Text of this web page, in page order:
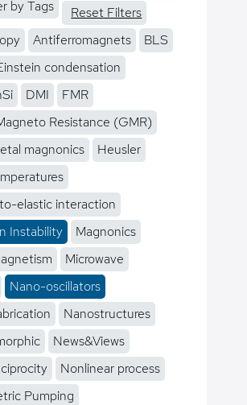
by Tags
Reset Filters
Antiferromagnets
BLS
condensation
DMI
FMR
Resistance (GMR)
magnonics
Heusler
elastic interaction
Instability
Magnonics
Microwave
Nano-oscillators
Nanostructures
News&Views
Nonlinear process
Pumping